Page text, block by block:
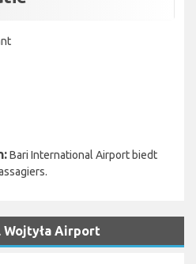
Bari International Airport biedt
Wojtyła Airport